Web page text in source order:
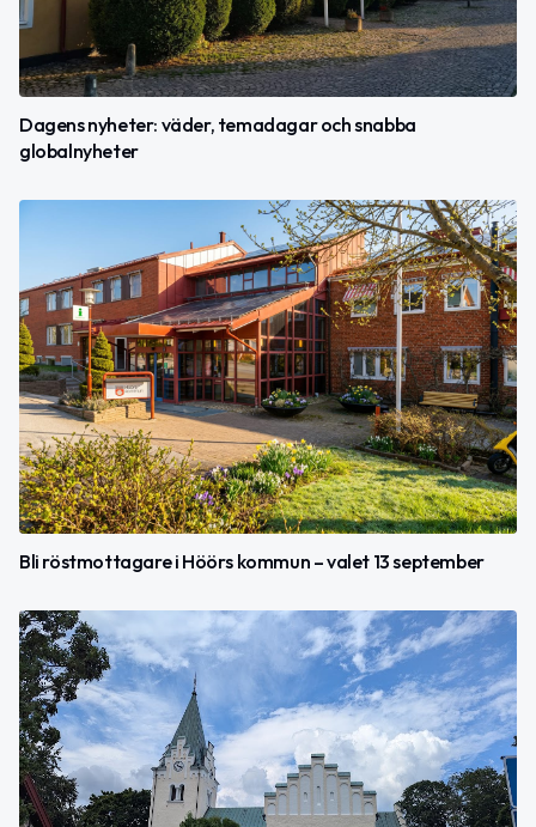
Dagens nyheter: väder, temadagar och snabba
globalnyheter
Bli röstmottagare i Höörs kommun – valet 13 september